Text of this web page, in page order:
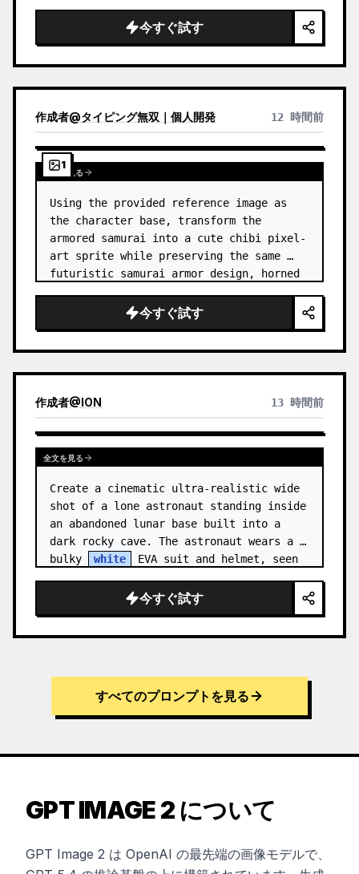
今すぐ試す
作成者@タイピング無双｜個人開発 12 時間前
1
全文を見る
Using the provided reference image as
the character base, transform the
armored samurai into a cute chibi pixel-
art sprite while preserving the same
futuristic samurai armor design, horned
accents, glowing cyan energy details,…
今すぐ試す
作成者@ION 13 時間前
全文を見る
Create a cinematic ultra-realistic wide
shot of a lone astronaut standing inside
an abandoned lunar base built into a
dark rocky cave. The astronaut wears a
bulky
white
EVA suit and helmet, seen
今すぐ試す
すべてのプロンプトを見る
GPT IMAGE 2 について
GPT Image 2 は OpenAI の最先端の画像モデルで、